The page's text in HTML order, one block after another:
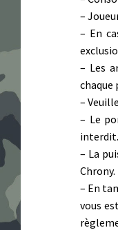
–
– En
– Les
chaque
–
– Le
interdit.
– La
Chrony.
– En
vous